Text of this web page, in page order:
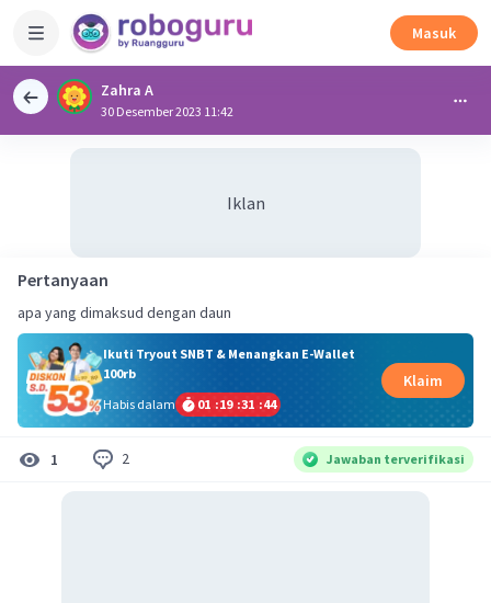
Masuk
Zahra A
30 Desember 2023 11:42
Iklan
Pertanyaan
apa yang dimaksud dengan daun
Ikuti Tryout SNBT & Menangkan E-Wallet
100rb
Habis dalam
01 :19 :31 :44
Klaim
1 2 Jawaban terverifikasi